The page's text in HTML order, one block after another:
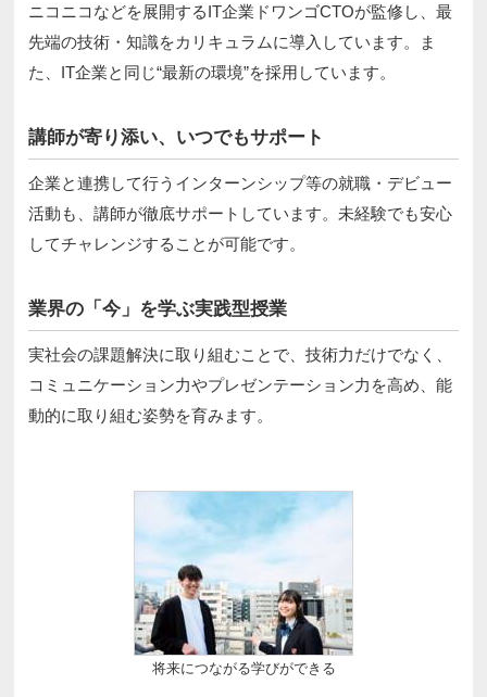
ニコニコなどを展開するIT企業ドワンゴCTOが監修し、最
先端の技術・知識をカリキュラムに導入しています。ま
た、IT企業と同じ“最新の環境”を採用しています。
講師が寄り添い、いつでもサポート
企業と連携して行うインターンシップ等の就職・デビュー
活動も、講師が徹底サポートしています。未経験でも安心
してチャレンジすることが可能です。
業界の「今」を学ぶ実践型授業
実社会の課題解決に取り組むことで、技術力だけでなく、
コミュニケーション力やプレゼンテーション力を高め、能
動的に取り組む姿勢を育みます。
将来につながる学びができる